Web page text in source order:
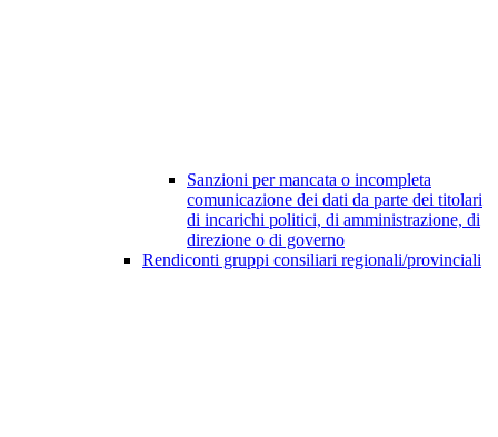
Sanzioni per mancata o incompleta
comunicazione dei dati da parte dei titolari
di incarichi politici, di amministrazione, di
direzione o di governo
Rendiconti gruppi consiliari regionali/provinciali